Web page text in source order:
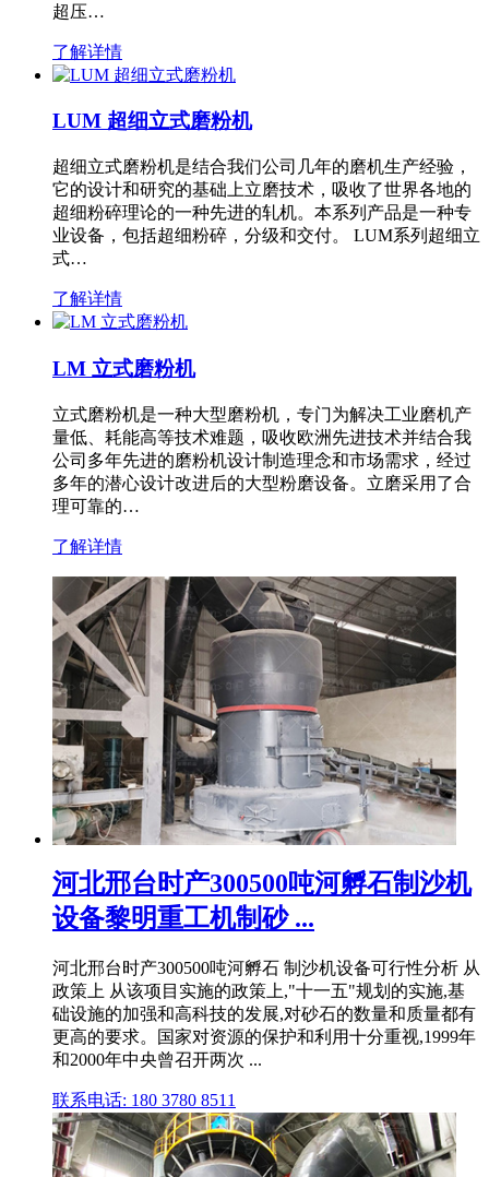
超压…
了解详情
LUM 超细立式磨粉机
超细立式磨粉机是结合我们公司几年的磨机生产经验，
它的设计和研究的基础上立磨技术，吸收了世界各地的
超细粉碎理论的一种先进的轧机。本系列产品是一种专
业设备，包括超细粉碎，分级和交付。 LUM系列超细立
式…
了解详情
LM 立式磨粉机
立式磨粉机是一种大型磨粉机，专门为解决工业磨机产
量低、耗能高等技术难题，吸收欧洲先进技术并结合我
公司多年先进的磨粉机设计制造理念和市场需求，经过
多年的潜心设计改进后的大型粉磨设备。立磨采用了合
理可靠的…
了解详情
河北邢台时产300500吨河孵石制沙机
设备黎明重工机制砂 ...
河北邢台时产300500吨河孵石 制沙机设备可行性分析 从
政策上 从该项目实施的政策上,"十一五"规划的实施,基
础设施的加强和高科技的发展,对砂石的数量和质量都有
更高的要求。国家对资源的保护和利用十分重视,1999年
和2000年中央曾召开两次 ...
联系电话: 180 3780 8511